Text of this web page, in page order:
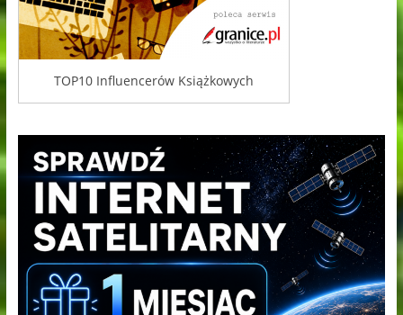
TOP10 Influencerów Książkowych